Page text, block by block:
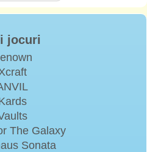
jocuri
The Galaxy
Sonata